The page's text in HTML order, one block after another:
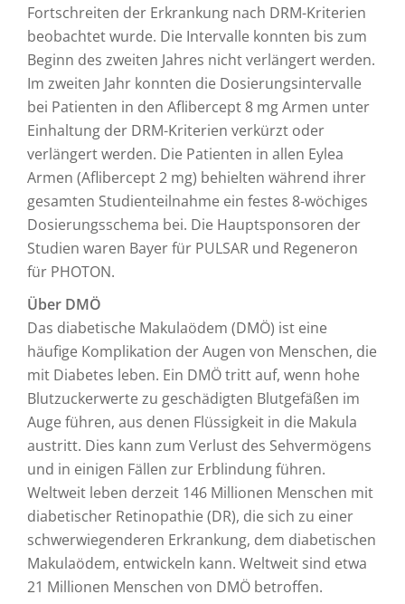
Fortschreiten der Erkrankung nach DRM-Kriterien
beobachtet wurde. Die Intervalle konnten bis zum
Beginn des zweiten Jahres nicht verlängert werden.
Im zweiten Jahr konnten die Dosierungsintervalle
bei Patienten in den Aflibercept 8 mg Armen unter
Einhaltung der DRM-Kriterien verkürzt oder
verlängert werden. Die Patienten in allen Eylea
Armen (Aflibercept 2 mg) behielten während ihrer
gesamten Studienteilnahme ein festes 8-wöchiges
Dosierungsschema bei. Die Hauptsponsoren der
Studien waren Bayer für PULSAR und Regeneron
für PHOTON.
Über DMÖ
Das diabetische Makulaödem (DMÖ) ist eine
häufige Komplikation der Augen von Menschen, die
mit Diabetes leben. Ein DMÖ tritt auf, wenn hohe
Blutzuckerwerte zu geschädigten Blutgefäßen im
Auge führen, aus denen Flüssigkeit in die Makula
austritt. Dies kann zum Verlust des Sehvermögens
und in einigen Fällen zur Erblindung führen.
Weltweit leben derzeit 146 Millionen Menschen mit
diabetischer Retinopathie (DR), die sich zu einer
schwerwiegenderen Erkrankung, dem diabetischen
Makulaödem, entwickeln kann. Weltweit sind etwa
21 Millionen Menschen von DMÖ betroffen.